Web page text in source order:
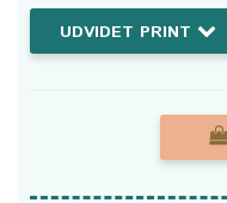
UDVIDET PRINT